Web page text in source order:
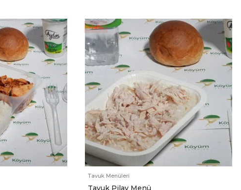
-14%
Tavuk Menüleri
Tavuk Pilav Menü